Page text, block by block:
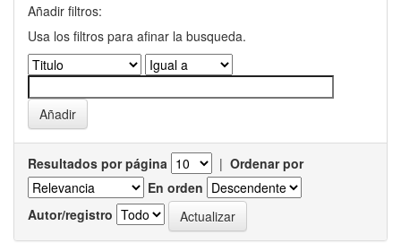
Añadir filtros:
Usa los filtros para afinar la busqueda.
Resultados por página | Ordenar por
En orden
Autor/registro